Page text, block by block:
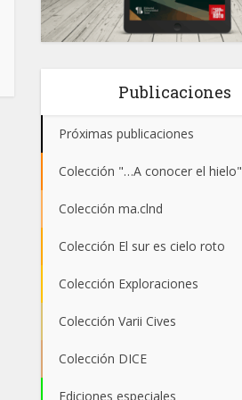
Publicaciones
Próximas publicaciones
Colección "…A conocer el hielo"
Colección ma.clnd
Colección El sur es cielo roto
Colección Exploraciones
Colección Varii Cives
Colección DICE
Ediciones especiales